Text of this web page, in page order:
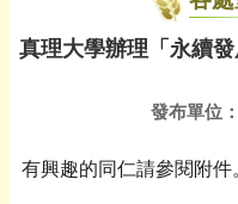
真理大學辦理「永續發
發布單位：
有興趣的同仁請參閱附件。